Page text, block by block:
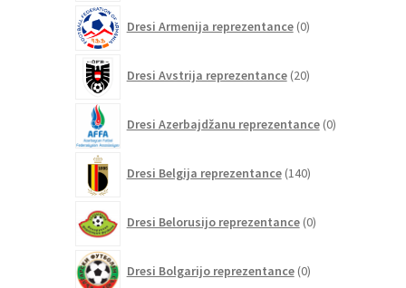
Dresi Armenija reprezentance 0izdelkov
Dresi Avstrija reprezentance 20izdelkov
Dresi Azerbajdžanu reprezentance 0izdelkov
Dresi Belgija reprezentance 140izdelkov
Dresi Belorusijo reprezentance 0izdelkov
Dresi Bolgarijo reprezentance 0izdelkov